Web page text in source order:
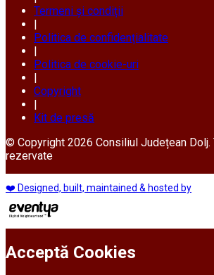
Termeni și condiții
Politica de confidențialitate
Politica de cookie-uri
Copyright
Kit de presă
© Copyright 2026 Consiliul Județean Dolj.
rezervate
❤️ Designed, built, maintained & hosted by
Acceptă Cookies